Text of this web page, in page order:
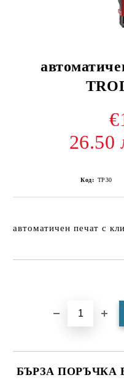
26.50
Код: TP30
автоматичен печат с
БЪРЗА ПОРЪЧКА